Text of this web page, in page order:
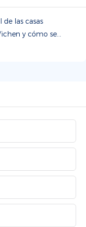
de las casas
y cómo se